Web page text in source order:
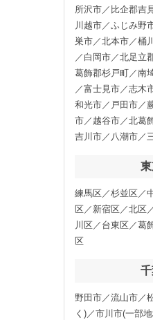
所沢市／比企郡吉
川越市／ふじみ野
巣市／北本市／桶
／白岡市／北足立
葛飾郡杉戸町／南
／富士見市／志木
和光市／戸田市／
市／越谷市／北葛
吉川市／八潮市／
練馬区／杉並区／
区／新宿区／北区
川区／台東区／葛
区
野田市／流山市／
く)／市川市(一部